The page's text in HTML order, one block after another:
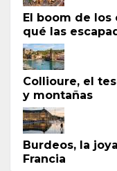
El boom de los
qué las
Collioure, el
y montañas
Burdeos, la
Francia